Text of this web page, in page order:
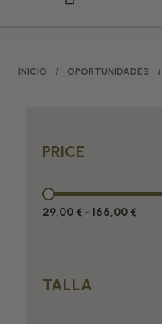
INICIO OPORTUNIDADES
PRICE
29,00 € - 166,00 €
TALLA